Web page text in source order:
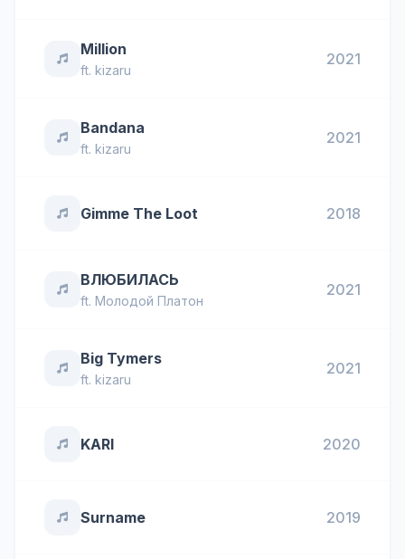
Million
ft. kizaru
2021
Bandana
ft. kizaru
2021
Gimme The Loot 2018
ВЛЮБИЛАСЬ
ft. Молодой Платон
2021
Big Tymers
ft. kizaru
2021
KARI 2020
Surname 2019